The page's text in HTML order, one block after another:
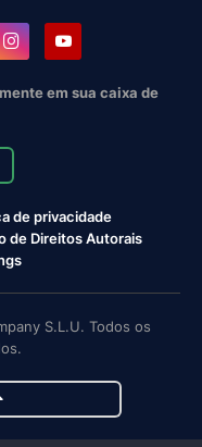
em sua caixa de
de privacidade
de Direitos Autorais
S.L.U. Todos os